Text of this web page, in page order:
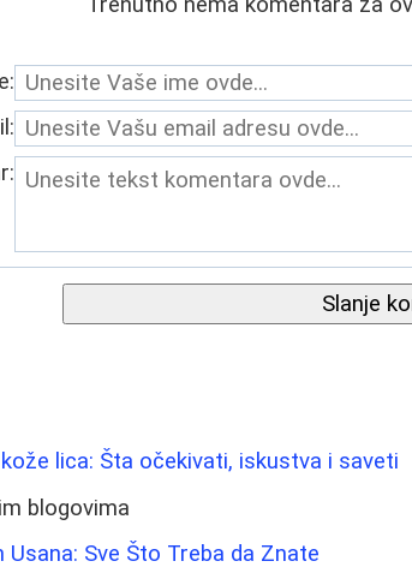
Slanje
lica: Šta očekivati, iskustva i saveti
blogovima
Usana: Sve Što Treba da Znate